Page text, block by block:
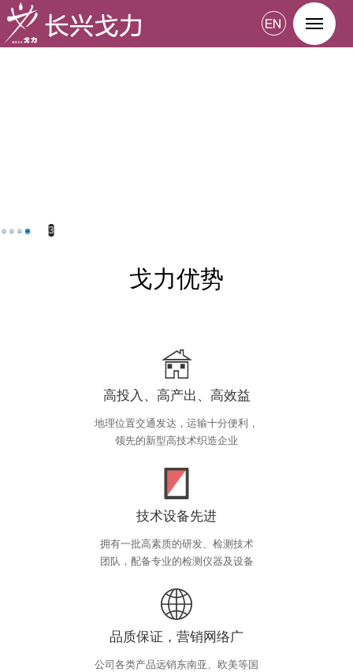
戈力优势
高投入、高产出、高效益
地理位置交通发达，运输十分便利，
领先的新型高技术织造企业
技术设备先进
拥有一批高素质的研发、检测技术
团队，配备专业的检测仪器及设备
品质保证，营销网络广
公司各类产品远销东南亚、欧美等国